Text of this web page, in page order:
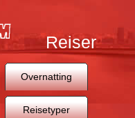
Reiser
Overnatting
Reisetyper